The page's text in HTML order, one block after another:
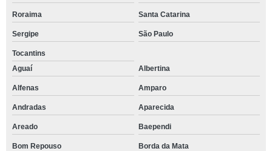
Roraima Santa Catarina
Sergipe São Paulo
Tocantins
Aguaí
Albertina
Alfenas Amparo
Andradas Aparecida
Areado Baependi
Bom Repouso Borda da Mata